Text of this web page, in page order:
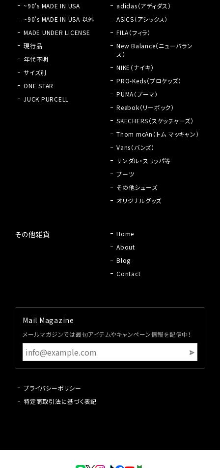
~90's MADE IN USA
~90's MADE IN USA 以外
MADE UNDER LICENSE
現行品
年代不明
サイズ別
ONE STAR
JUCK PURCELL
adidas（アディダス）
ASICS（アシックス）
FILA（フィラ）
New Balance（ニューバラン
ス）
NIKE（ナイキ）
PRO-Keds（プロケッズ）
PUMA（プーマ）
Reebok（リーボック）
SKECHERS（スケッチャーズ）
Thom mcAn（トム マッキャン）
Vans（バンズ）
サンダル・スリッパ等
ブーツ
その他シューズ
オリジナルグッズ
その他雑貨
Home
About
Blog
Contact
Mail Magazine
メールマガジンでは最旬アイテムやキャンペーン情報を配信中！
プライバシーポリシー
特定商取引法に基づく表記